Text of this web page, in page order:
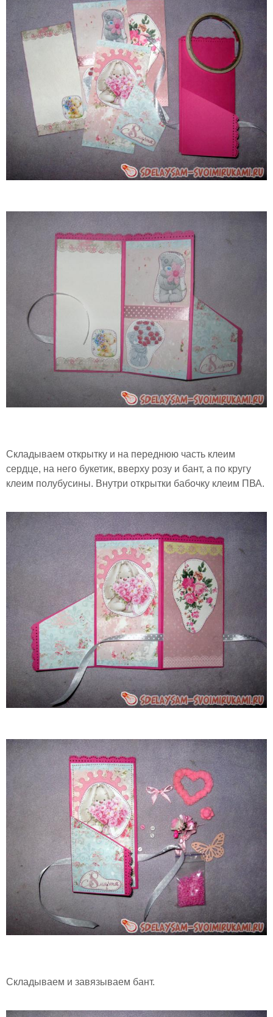
Складываем открытку и на переднюю часть клеим
сердце, на него букетик, вверху розу и бант, а по кругу
клеим полубусины. Внутри открытки бабочку клеим ПВА.
Складываем и завязываем бант.